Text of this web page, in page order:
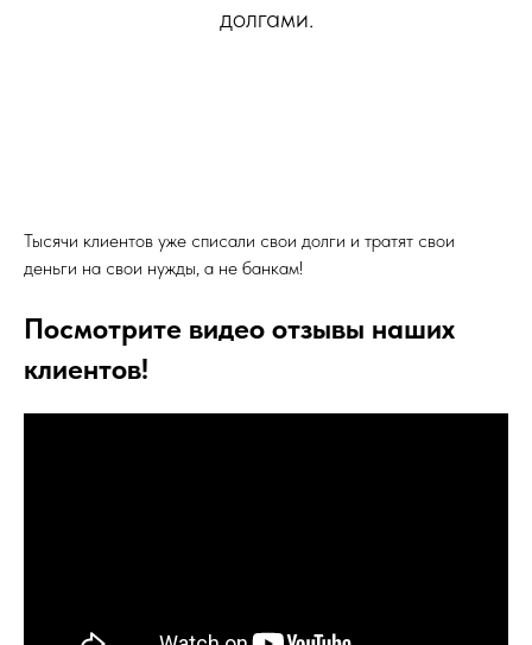
долгами.
Тысячи клиентов уже списали свои долги и тратят свои
деньги на свои нужды, а не банкам!
Посмотрите видео отзывы наших
клиентов!